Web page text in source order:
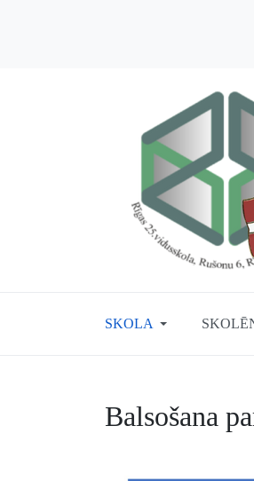
SKOLA
Balsošana